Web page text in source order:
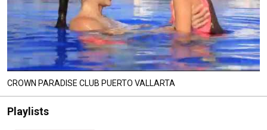
CROWN PARADISE CLUB PUERTO VALLARTA
Playlists